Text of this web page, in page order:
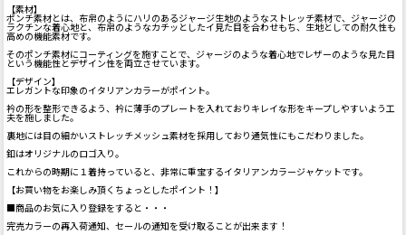
【素材】
ポンチ素材とは、布帛のようにハリのあるジャージ生地のようなストレッチ素材で、ジャージの
ラクチンな着心地と、布帛のようなカチッとしたイ見た目を合わせもち、生地としての耐久性も
高めの機能素材です。
そのポンチ素材にコーティングを施すことで、ジャージのような着心地でレザーのような見た目
という機能性とデザイン性を両立させています。
【デザイン】
エレガントな印象のイタリアンカラーがポイント。
衿の形を整形できるよう、衿に薄手のプレートを入れておりキレイな形をキープしやすいよう工
夫を施しました。
裏地には目の細かいストレッチメッシュ素材を採用しており通気性にもこだわりました。
釦はオリジナルのロゴ入り。
これからの時期に１着持っていると、非常に重宝するイタリアンカラージャケットです。
【お買い物をお楽しみ頂くちょっとしたポイント！】
■商品のお気に入り登録をすると・・・
完売カラーの再入荷通知、セールの通知を受け取ることが出来ます！